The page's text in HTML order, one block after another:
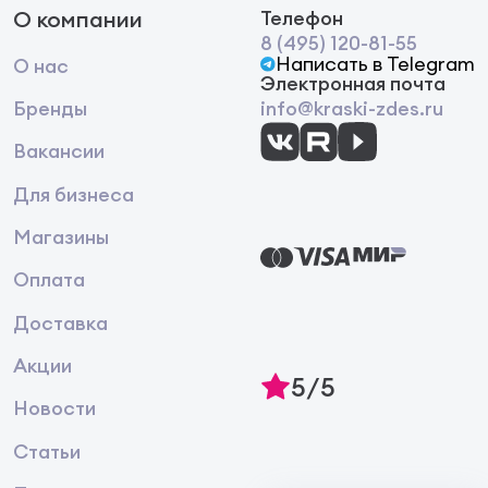
О компании
О нас
Бренды
Вакансии
Для бизнеса
Магазины
Оплата
Доставка
Акции
Новости
Статьи
Телефон
8 (495) 120-81-55
Написать в Telegram
Электронная почта
info@kraski-zdes.ru
5/5